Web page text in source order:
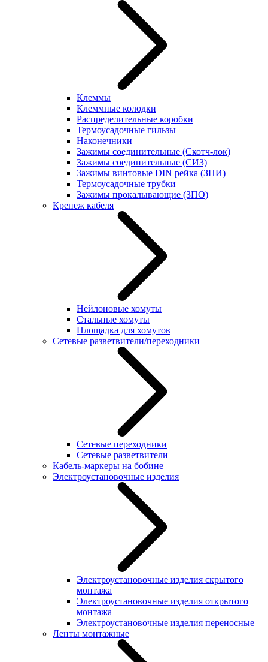
Клеммы
Клеммные колодки
Распределительные коробки
Термоусадочные гильзы
Наконечники
Зажимы соединительные (Скотч-лок)
Зажимы соединительные (СИЗ)
Зажимы винтовые DIN рейка (ЗНИ)
Термоусадочные трубки
Зажимы прокалывающие (ЗПО)
Крепеж кабеля
Нейлоновые хомуты
Стальные хомуты
Площадка для хомутов
Сетевые разветвители/переходники
Сетевые переходники
Сетевые разветвители
Кабель-маркеры на бобине
Электроустановочные изделия
Электроустановочные изделия скрытого
монтажа
Электроустановочные изделия открытого
монтажа
Электроустановочные изделия переносные
Ленты монтажные